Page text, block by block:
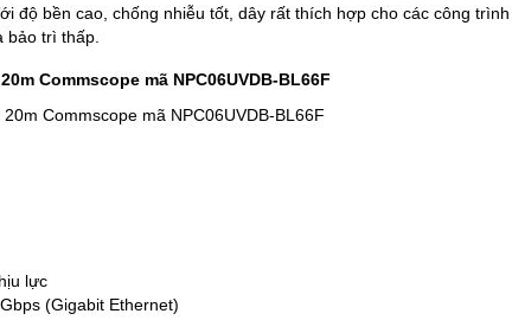
độ bền cao, chống nhiễu tốt, dây rất thích hợp cho các công
bảo trì thấp.
Commscope mã NPC06UVDB-BL66F
Commscope mã NPC06UVDB-BL66F
lực
(Gigabit Ethernet)